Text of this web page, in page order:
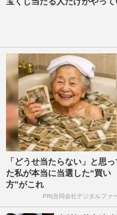
「どうせ当たらない」と思っ
た私が本当に当選した“買い
方”がこれ
PR(合同会社デジタルファ